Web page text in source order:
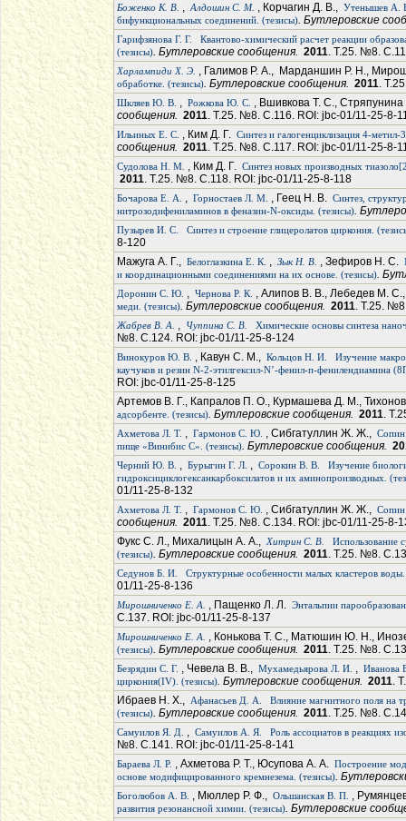
Боженко К. В. , Алдошин С. М. , Корчагин Д. В., Утенышев А.
бифункциональных соединений. (тезисы). Бутлеровские
Гарифзянова Г. Г.
Квантово-химический расчет реакции
(тезисы). Бутлеровские сообщения. 2011. Т.25. №8.
Харлампиди Х. Э. , Галимов Р. А., Марданшин Р. Н.,
обработке. (тезисы). Бутлеровские сообщения. 2011.
Шкляев Ю. В. , Рожкова Ю. С. , Вшивкова Т. С.,
сообщения. 2011. Т.25. №8. С.116. ROI: jbc-01/11-25-8-
Ильиных Е. С. , Ким Д. Г. Синтез и галогенциклизация 4-
сообщения. 2011. Т.25. №8. С.117. ROI: jbc-01/11-25-8-
Судолова Н. М. , Ким Д. Г. Синтез новых производных
2011. Т.25. №8. С.118. ROI: jbc-01/11-25-8-118
Бочарова Е. А. , Горностаев Л. М. , Геец Н. В. Синтез,
нитрозодифениламинов в феназин-N-оксиды. (тезисы).
Пузырев И. С. Синтез и строение глицеролатов циркония.
8-120
Мажуга А. Г., Белоглазкина Е. К. , Зык Н. В. , Зефиров Н. С.
и координационными соединениями на их основе. (тезисы).
Доронин С. Ю. , Чернова Р. К. , Алипов В. В., Лебедев М.
меди. (тезисы). Бутлеровские сообщения. 2011. Т.25.
Жабрев В. А. , Чуппина С. В. Химические основы синтеза
№8. С.124. ROI: jbc-01/11-25-8-124
Винокуров Ю. В. , Кавун С. М., Кольцов Н. И.
Изучение
каучуков и резин N-2-этилгексил-N’-фенил-п-фенилендиамина
ROI: jbc-01/11-25-8-125
Артемов В. Г., Капралов П. O., Курмашева Д. М.,
адсорбенте. (тезисы). Бутлеровские сообщения. 2011.
Ахметова Л. Т. , Гармонов С. Ю. , Сибгатуллин Ж. Ж.,
пище «Винибис С». (тезисы). Бутлеровские сообщения.
Черний Ю. В. , Бурыгин Г. Л. , Сорокин В. В.
Изучение
гидроксициклогексанкарбоксилатов и их аминопроизводных.
01/11-25-8-132
Ахметова Л. Т. , Гармонов С. Ю. , Сибгатуллин Ж. Ж.,
сообщения. 2011. Т.25. №8. С.134. ROI: jbc-01/11-25-8-
Фукс С. Л., Михалицын А. А., Хитрин С. В.
Использование
(тезисы). Бутлеровские сообщения. 2011. Т.25. №8.
Седунов Б. И. Структурные особенности малых кластеров
01/11-25-8-136
Мирошниченко Е. А. , Пащенко Л. Л. Энтальпии
С.137. ROI: jbc-01/11-25-8-137
Мирошниченко Е. А. , Конькова Т. С., Матюшин Ю. Н.,
(тезисы). Бутлеровские сообщения. 2011. Т.25. №8.
Безрядин С. Г. , Чевела В. В., Мухамедьярова Л. И. , Иванова
циркония(IV). (тезисы). Бутлеровские сообщения. 2011.
Ибраев Н. Х., Афанасьев Д. А.
Влияние магнитного поля на
(тезисы). Бутлеровские сообщения. 2011. Т.25. №8.
Самуилов Я. Д. , Самуилов А. Я. Роль ассоциатов в реакциях
№8. С.141. ROI: jbc-01/11-25-8-141
Бараева Л. Р. , Ахметова Р. Т., Юсупова А. А. Построение
основе модифицированного кремнезема. (тезисы).
Боголюбов А. В. , Мюллер Р. Ф., Ольшанская В. П. ,
развития резонансной химии. (тезисы). Бутлеровские